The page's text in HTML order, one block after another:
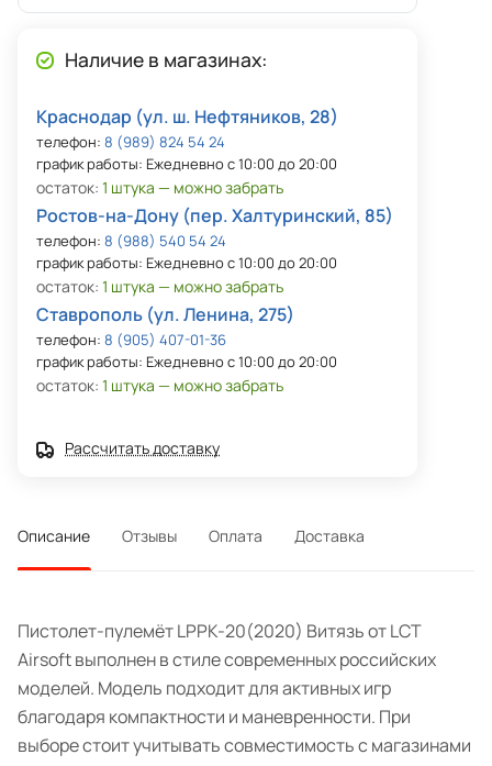
Наличие в магазинах:
Краснодар (ул. ш. Нефтяников, 28)
телефон: 8 (989) 824 54 24
график работы: Ежедневно с 10:00 до 20:00
остаток: 1 штука — можно забрать
Ростов-на-Дону (пер. Халтуринский, 85)
телефон: 8 (988) 540 54 24
график работы: Ежедневно с 10:00 до 20:00
остаток: 1 штука — можно забрать
Ставрополь (ул. Ленина, 275)
телефон: 8 (905) 407-01-36
график работы: Ежедневно с 10:00 до 20:00
остаток: 1 штука — можно забрать
Рассчитать доставку
Описание Отзывы Оплата Доставка
Пистолет-пулемёт LPPK-20(2020) Витязь от LCT
Airsoft выполнен в стиле современных российских
моделей. Модель подходит для активных игр
благодаря компактности и маневренности. При
выборе стоит учитывать совместимость с магазинами